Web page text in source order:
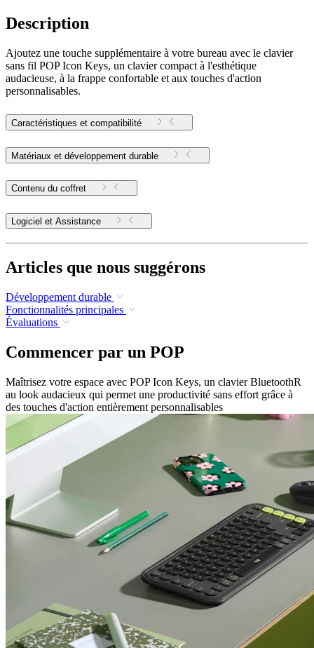
Description
Ajoutez une touche supplémentaire à votre bureau avec le clavier
sans fil POP Icon Keys, un clavier compact à l'esthétique
audacieuse, à la frappe confortable et aux touches d'action
personnalisables.
Caractéristiques et compatibilité
Matériaux et développement durable
Contenu du coffret
Logiciel et Assistance
Articles que nous suggérons
Développement durable
Fonctionnalités principales
Évaluations
Commencer par un POP
Maîtrisez votre espace avec POP Icon Keys, un clavier BluetoothR
au look audacieux qui permet une productivité sans effort grâce à
des touches d'action entièrement personnalisables